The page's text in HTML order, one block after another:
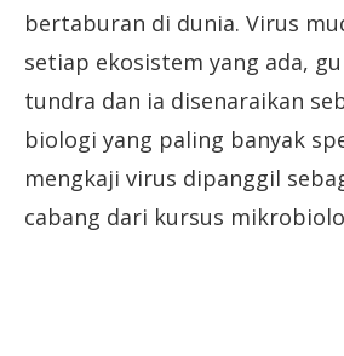
bertaburan di dunia. Virus
setiap ekosistem yang ada,
tundra dan ia disenaraikan
biologi yang paling banyak
mengkaji virus dipanggil
cabang dari kursus